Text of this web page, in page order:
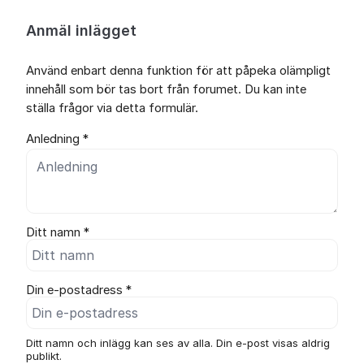
Anmäl inlägget
Använd enbart denna funktion för att påpeka olämpligt
innehåll som bör tas bort från forumet. Du kan inte
ställa frågor via detta formulär.
Anledning *
Ditt namn *
Din e-postadress *
Ditt namn och inlägg kan ses av alla. Din e-post visas aldrig
publikt.